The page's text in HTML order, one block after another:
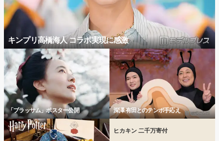
キンプリ高橋海人 コラボ実現に感激
「ブラッサム」ポスター公開 深澤 有田とのテンポ手応え
ヒカキン 二千万寄付